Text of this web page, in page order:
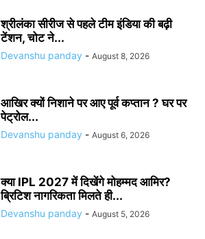
श्रीलंका सीरीज से पहले टीम इंडिया की बढ़ी
टेंशन, चोट ने...
Devanshu panday - August 8, 2026
आखिर क्यों निशाने पर आए पूर्व कप्तान ? घर पर
पेट्रोल...
Devanshu panday - August 6, 2026
क्या IPL 2027 में दिखेंगे मोहम्मद आमिर?
ब्रिटिश नागरिकता मिलते ही...
Devanshu panday - August 5, 2026